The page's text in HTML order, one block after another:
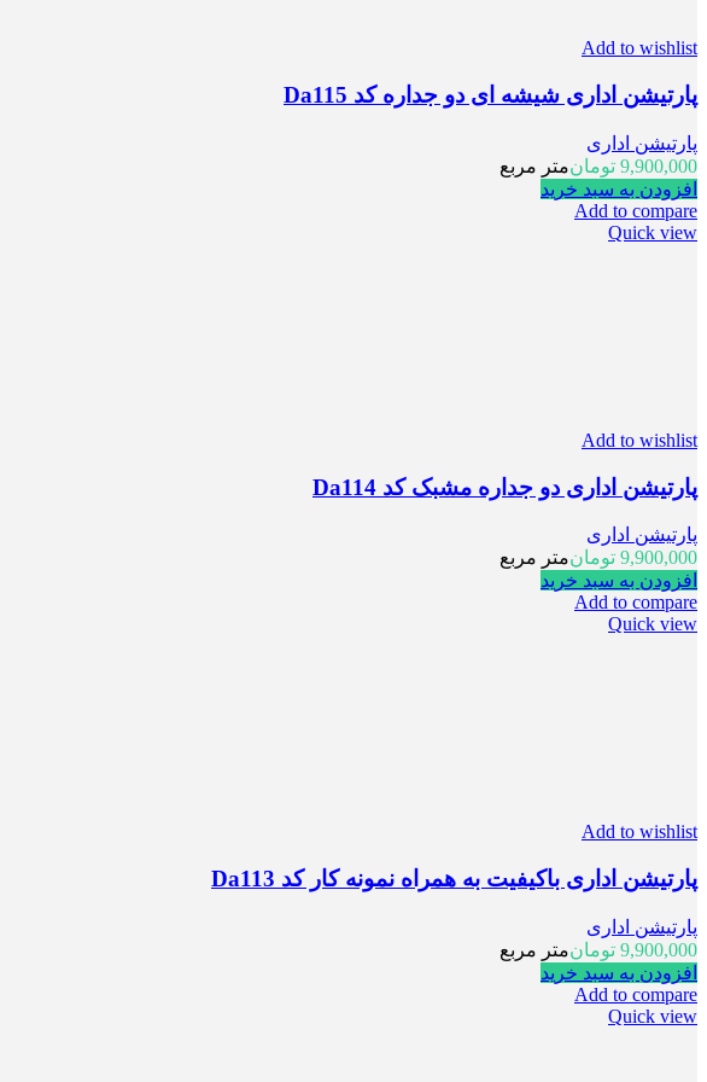
Add to wishlist
پارتیشن اداری شیشه ای دو جداره کد Da115
پارتیشن اداری
9,900,000 تومانمتر مربع
افزودن به سبد خرید
Add to compare
Quick view
Add to wishlist
پارتیشن اداری دو جداره مشبک کد Da114
پارتیشن اداری
9,900,000 تومانمتر مربع
افزودن به سبد خرید
Add to compare
Quick view
Add to wishlist
پارتیشن اداری باکیفیت به همراه نمونه کار کد Da113
پارتیشن اداری
9,900,000 تومانمتر مربع
افزودن به سبد خرید
Add to compare
Quick view